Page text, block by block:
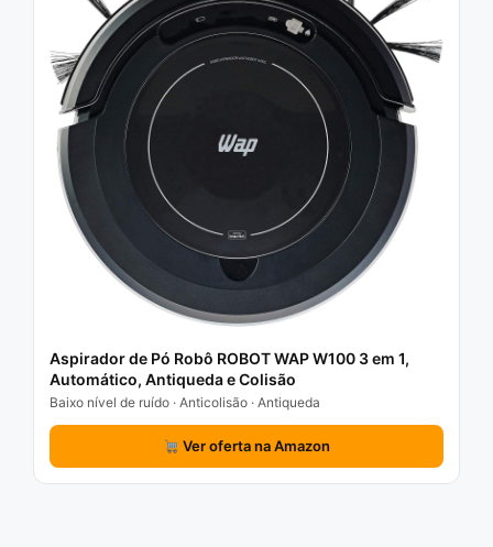
Aspirador de Pó Robô ROBOT WAP W100 3 em 1,
Automático, Antiqueda e Colisão
Baixo nível de ruído · Anticolisão · Antiqueda
Ver oferta na Amazon